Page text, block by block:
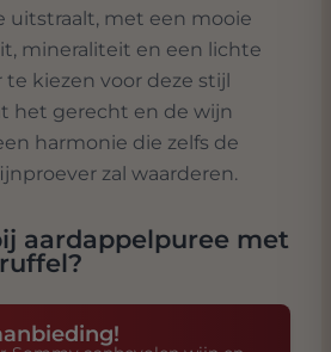
uitstraalt, met een mooie
mineraliteit en een lichte
kiezen voor deze stijl
het gerecht en de wijn
harmonie die zelfs de
zal waarderen.
aardappelpuree met
?